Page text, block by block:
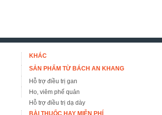
KHÁC
SẢN PHẨM TỪ BÁCH AN KHANG
Hỗ trợ điều trị gan
Ho, viêm phế quản
Hỗ trợ điều trị dạ dày
BÀI THUỐC HAY MIỄN PHÍ